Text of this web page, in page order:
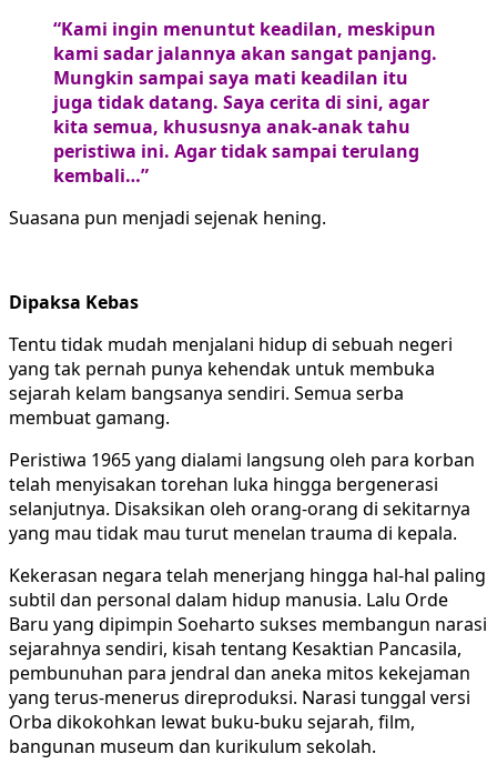
“Kami ingin menuntut keadilan, meskipun
kami sadar jalannya akan sangat panjang.
Mungkin sampai saya mati keadilan itu
juga tidak datang. Saya cerita di sini, agar
kita semua, khususnya anak-anak tahu
peristiwa ini. Agar tidak sampai terulang
kembali…”
Suasana pun menjadi sejenak hening.
Dipaksa Kebas
Tentu tidak mudah menjalani hidup di sebuah negeri
yang tak pernah punya kehendak untuk membuka
sejarah kelam bangsanya sendiri. Semua serba
membuat gamang.
Peristiwa 1965 yang dialami langsung oleh para korban
telah menyisakan torehan luka hingga bergenerasi
selanjutnya. Disaksikan oleh orang-orang di sekitarnya
yang mau tidak mau turut menelan trauma di kepala.
Kekerasan negara telah menerjang hingga hal-hal paling
subtil dan personal dalam hidup manusia. Lalu Orde
Baru yang dipimpin Soeharto sukses membangun narasi
sejarahnya sendiri, kisah tentang Kesaktian Pancasila,
pembunuhan para jendral dan aneka mitos kekejaman
yang terus-menerus direproduksi. Narasi tunggal versi
Orba dikokohkan lewat buku-buku sejarah, film,
bangunan museum dan kurikulum sekolah.